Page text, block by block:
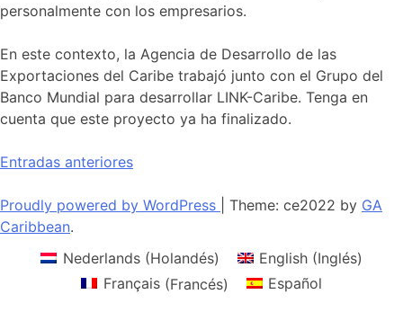
personalmente con los empresarios.
En este contexto, la Agencia de Desarrollo de las
Exportaciones del Caribe trabajó junto con el Grupo del
Banco Mundial para desarrollar LINK-Caribe. Tenga en
cuenta que este proyecto ya ha finalizado.
Navegación
de
entradas
Entradas anteriores
Proudly powered by WordPress Theme: ce2022 by GA
Caribbean.
Nederlands(Holandés) English(Inglés)
Français(Francés) Español